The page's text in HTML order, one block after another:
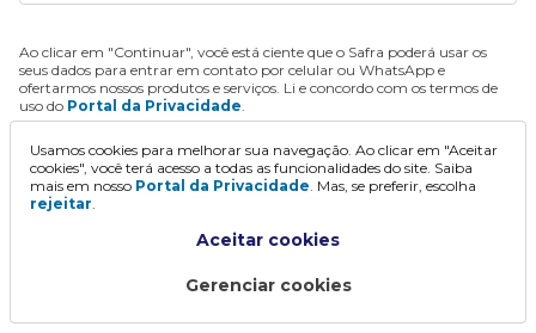
Ao clicar em "Continuar", você está ciente que o Safra poderá usar os
seus dados para entrar em contato por celular ou WhatsApp e
ofertarmos nossos produtos e serviços. Li e concordo com os termos de
uso do Portal da Privacidade.
Continuar
Usamos cookies para melhorar sua navegação. Ao clicar em "Aceitar
cookies", você terá acesso a todas as funcionalidades do site. Saiba
mais em nosso Portal da Privacidade. Mas, se preferir, escolha
rejeitar.
Aceitar cookies
Gerenciar cookies